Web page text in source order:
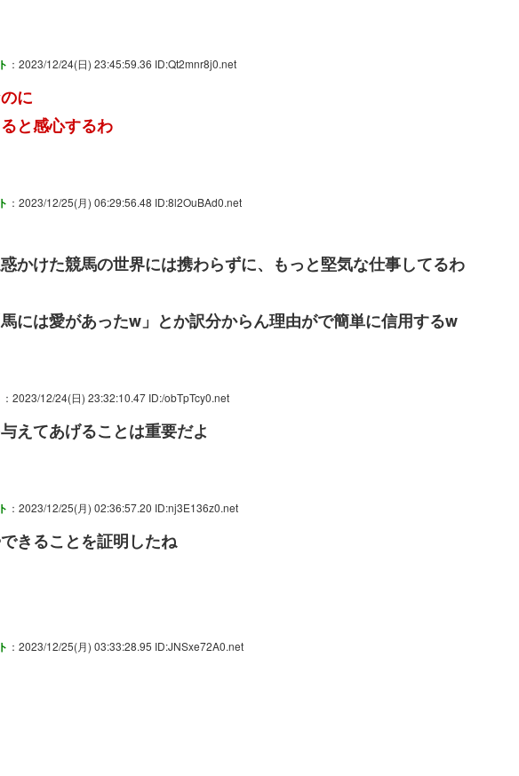
：2023/12/24(日) 23:45:59.36 ID:Qt2mnr8j0.net
に
と感心するわ
：2023/12/25(月) 06:29:56.48 ID:8l2OuBAd0.net
かけた競馬の世界には携わらずに、もっと堅気な仕事してるわ
には愛があったw」とか訳分からん理由がで簡単に信用するw
：2023/12/24(日) 23:32:10.47 ID:/obTpTcy0.net
えてあげることは重要だよ
：2023/12/25(月) 02:36:57.20 ID:nj3E136z0.net
きることを証明したね
：2023/12/25(月) 03:33:28.95 ID:JNSxe72A0.net